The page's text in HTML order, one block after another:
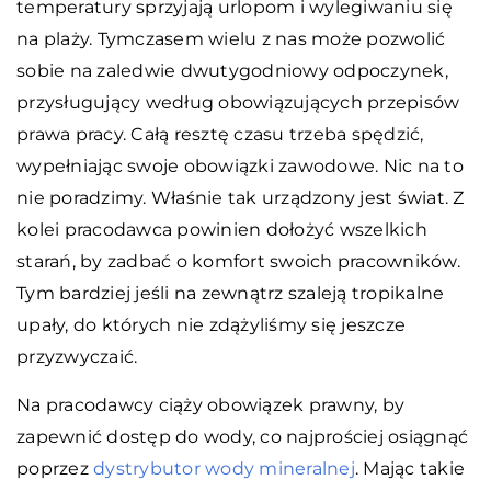
temperatury sprzyjają urlopom i wylegiwaniu się
na plaży. Tymczasem wielu z nas może pozwolić
sobie na zaledwie dwutygodniowy odpoczynek,
przysługujący według obowiązujących przepisów
prawa pracy. Całą resztę czasu trzeba spędzić,
wypełniając swoje obowiązki zawodowe. Nic na to
nie poradzimy. Właśnie tak urządzony jest świat. Z
kolei pracodawca powinien dołożyć wszelkich
starań, by zadbać o komfort swoich pracowników.
Tym bardziej jeśli na zewnątrz szaleją tropikalne
upały, do których nie zdążyliśmy się jeszcze
przyzwyczaić.
Na pracodawcy ciąży obowiązek prawny, by
zapewnić dostęp do wody, co najprościej osiągnąć
poprzez dystrybutor wody mineralnej. Mając takie